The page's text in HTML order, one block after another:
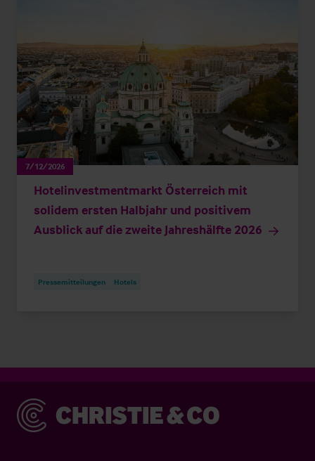
7/12/2026
Hotelinvestmentmarkt Österreich mit
solidem ersten Halbjahr und positivem
Ausblick auf die zweite Jahreshälfte 2026
Pressemitteilungen Hotels
Christie & Co